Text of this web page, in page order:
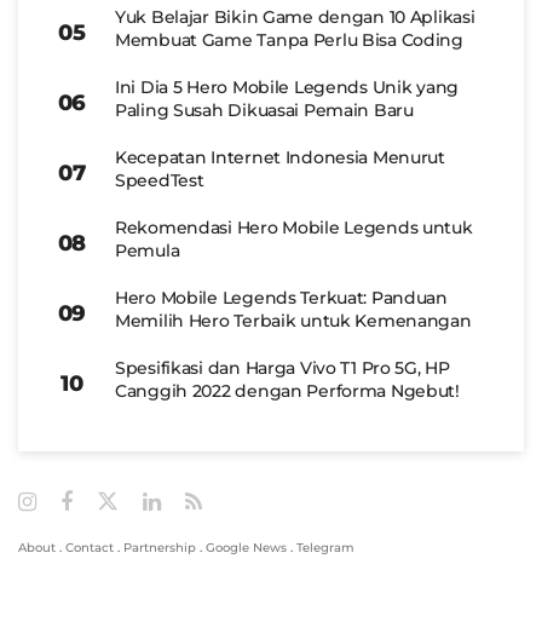
Yuk Belajar Bikin Game dengan 10 Aplikasi
Membuat Game Tanpa Perlu Bisa Coding
Ini Dia 5 Hero Mobile Legends Unik yang
Paling Susah Dikuasai Pemain Baru
Kecepatan Internet Indonesia Menurut
SpeedTest
Rekomendasi Hero Mobile Legends untuk
Pemula
Hero Mobile Legends Terkuat: Panduan
Memilih Hero Terbaik untuk Kemenangan
Spesifikasi dan Harga Vivo T1 Pro 5G, HP
Canggih 2022 dengan Performa Ngebut!
About . Contact . Partnership . Google News . Telegram